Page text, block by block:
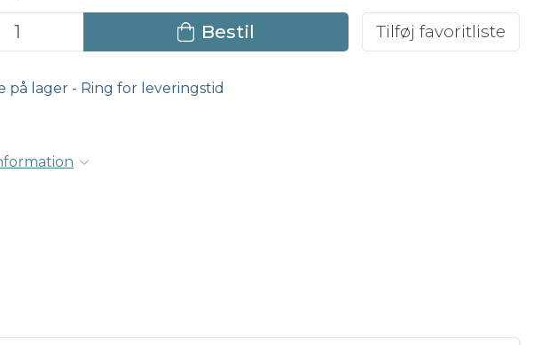
Bestil Tilføj favoritliste
på lager - Ring for leveringstid